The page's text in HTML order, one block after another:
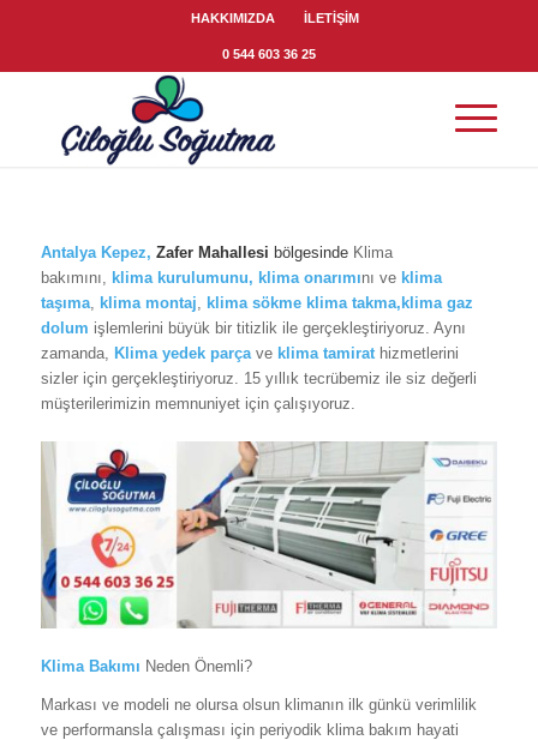
HAKKIMIZDA İLETİŞİM
0 544 603 36 25
Antalya Kepez, Zafer Mahallesi bölgesindeKlima
bakımını, klima kurulumunu, klima onarımını ve klima
taşıma, klima montaj, klima sökme klima takma,klima gaz
dolum işlemlerini büyük bir titizlik ile gerçekleştiriyoruz. Aynı
zamanda, Klima yedek parçave klima tamirathizmetlerini
sizler için gerçekleştiriyoruz. 15 yıllık tecrübemiz ile siz değerli
müşterilerimizin memnuniyet için çalışıyoruz.
Klima Bakımı Neden Önemli?
Markası ve modeli ne olursa olsun klimanın ilk günkü verimlilik
ve performansla çalışması için periyodik klima bakım hayati